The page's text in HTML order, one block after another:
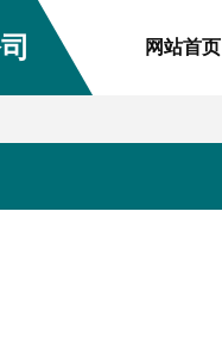
网站首页